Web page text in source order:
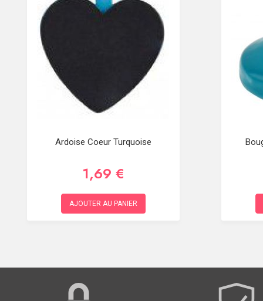
Ardoise Coeur Turquoise
1,69 €
AJOUTER AU PANIER